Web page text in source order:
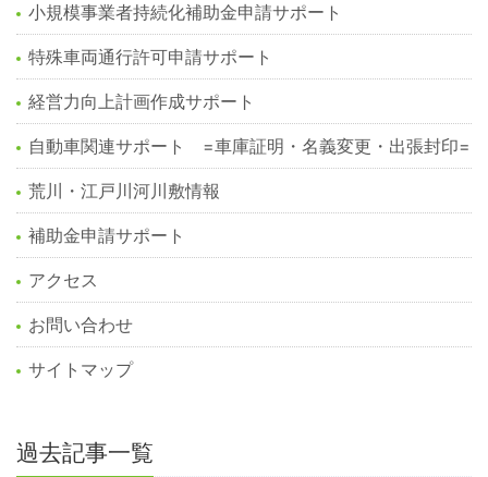
小規模事業者持続化補助金申請サポート
特殊車両通行許可申請サポート
経営力向上計画作成サポート
自動車関連サポート =車庫証明・名義変更・出張封印=
荒川・江戸川河川敷情報
補助金申請サポート
アクセス
お問い合わせ
サイトマップ
過去記事一覧